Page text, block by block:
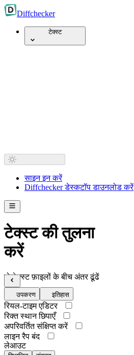
Diffchecker
टेक्स्ट
साइन इन करें
Diffchecker डेस्कटॉप डाउनलोड करें
टेक्स्ट की तुलना
करें
दो टेक्स्ट फ़ाइलों के बीच अंतर ढूंढें
उपकरण इतिहास
रियल-टाइम एडिटर
रिक्त स्थान छिपाएँ
अपरिवर्तित संक्षिप्त करें
लाइन रैप बंद
लेआउट